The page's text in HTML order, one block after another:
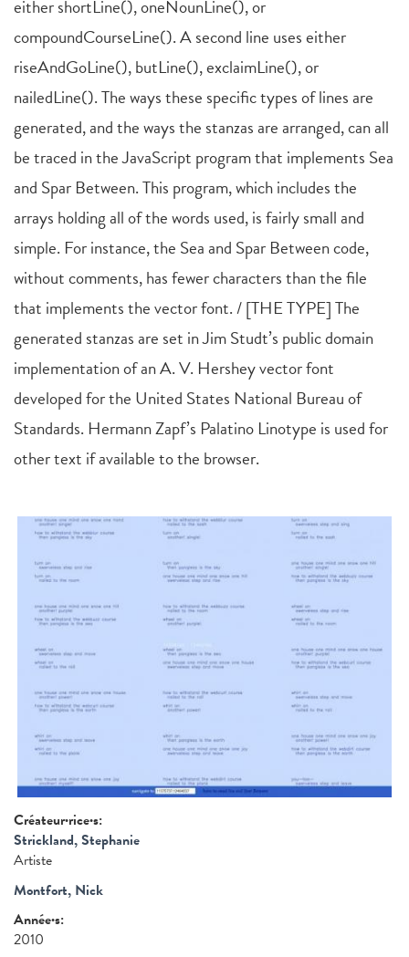
either shortLine(), oneNounLine(), or
compoundCourseLine(). A second line uses either
riseAndGoLine(), butLine(), exclaimLine(), or
nailedLine(). The ways these specific types of lines are
generated, and the ways the stanzas are arranged, can all
be traced in the JavaScript program that implements Sea
and Spar Between. This program, which includes the
arrays holding all of the words used, is fairly small and
simple. For instance, the Sea and Spar Between code,
without comments, has fewer characters than the file
that implements the vector font. / [THE TYPE] The
generated stanzas are set in Jim Studt’s public domain
implementation of an A. V. Hershey vector font
developed for the United States National Bureau of
Standards. Hermann Zapf’s Palatino Linotype is used for
other text if available to the browser.
Créateur·rice·s:
Strickland, Stephanie
Artiste
Montfort, Nick
Année·s:
2010